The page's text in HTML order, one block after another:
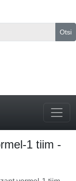
Otsi
1 tiim -